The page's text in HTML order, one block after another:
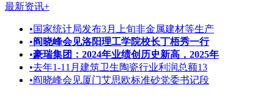
最新资讯+
•国家统计局发布3月上旬非金属建材等生产
•阎晓峰会见洛阳理工学院校长丁梧秀一行
•豪瑞集团：2024年业绩创历史新高，2025年
•去年1-11月建筑卫生陶瓷行业利润总额13
•阎晓峰会见厦门艾思欧标准砂党委书记段